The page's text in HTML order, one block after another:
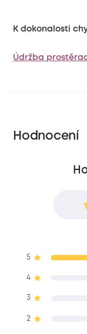
K dokonalosti
Údržba
Hodnocení
5
4
3
2